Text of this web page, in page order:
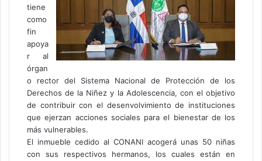
tiene
como
fin
apoya
r al
órgan
o rector del Sistema Nacional de Protección de los
Derechos de la Niñez y la Adolescencia, con el objetivo
de contribuir con el desenvolvimiento de instituciones
que ejerzan acciones sociales para el bienestar de los
más vulnerables.
El inmueble cedido al CONANI acogerá unas 50 niñas
con sus respectivos hermanos, los cuales están en